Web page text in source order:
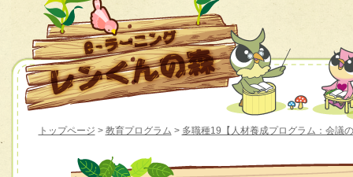
トップページ > 教育プログラム > 多職種19【人材養成プログラム：会議